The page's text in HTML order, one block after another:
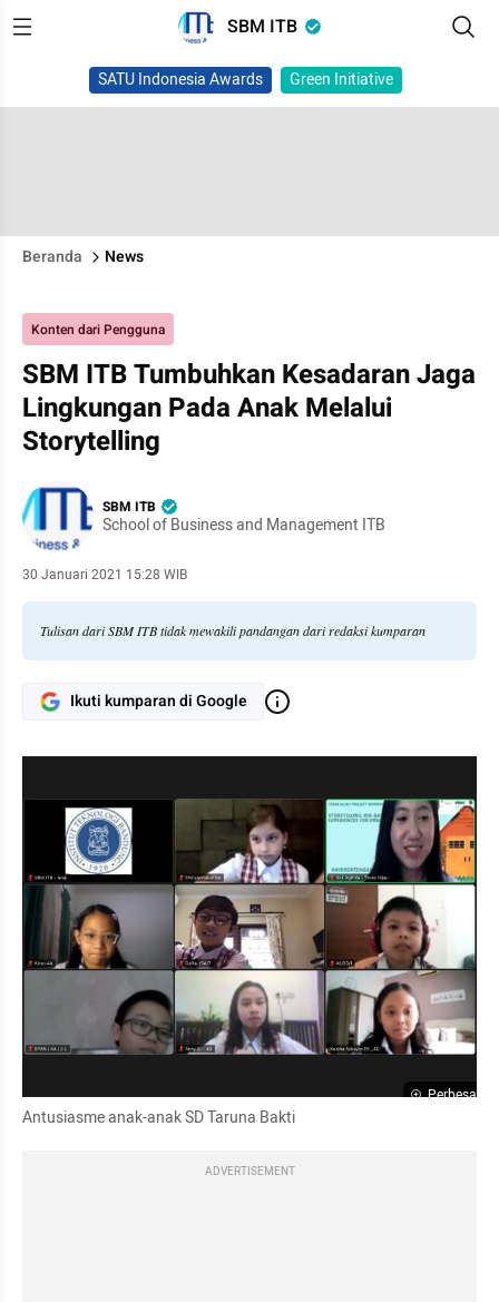
SBM ITB
SATU Indonesia Awards Green Initiative
Beranda News
Konten dari Pengguna
SBM ITB Tumbuhkan Kesadaran Jaga
Lingkungan Pada Anak Melalui
Storytelling
SBM ITB
School of Business and Management ITB
30 Januari 2021 15:28 WIB
Tulisan dari SBM ITB tidak mewakili pandangan dari redaksi kumparan
Ikuti kumparan di Google
Perbesar
Antusiasme anak-anak SD Taruna Bakti
ADVERTISEMENT